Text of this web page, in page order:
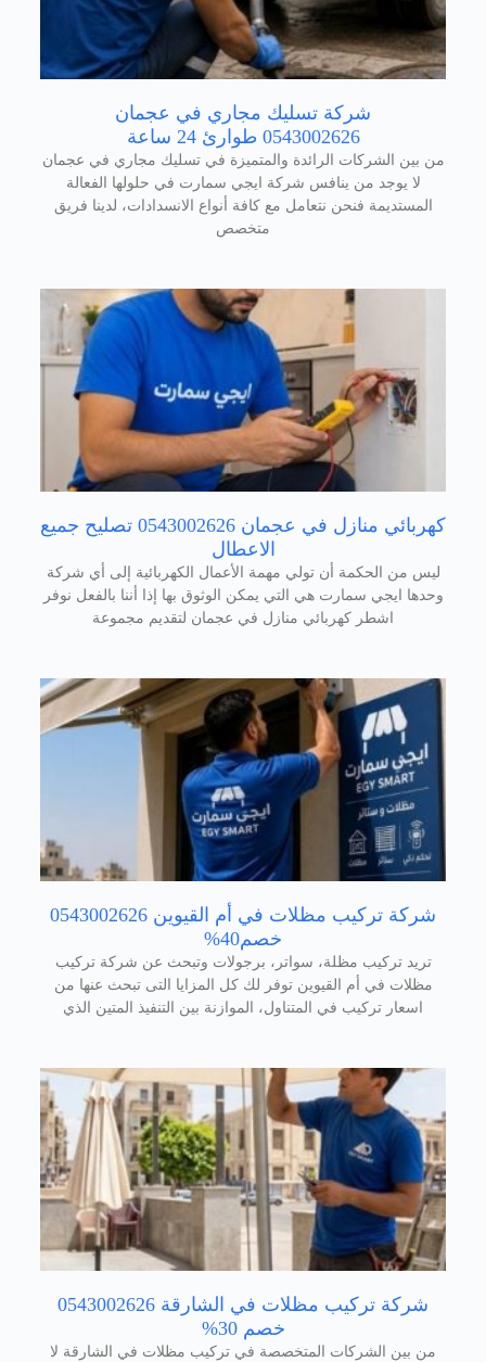
شركة تسليك مجاري في عجمان
0543002626 طوارئ 24 ساعة
من بين الشركات الرائدة والمتميزة في تسليك مجاري في عجمان
لا يوجد من ينافس شركة ايجي سمارت في حلولها الفعالة
المستديمة فنحن نتعامل مع كافة أنواع الانسدادات، لدينا فريق
متخصص
كهربائي منازل في عجمان 0543002626 تصليح جميع
الاعطال
ليس من الحكمة أن تولي مهمة الأعمال الكهربائية إلى أي شركة
وحدها ايجي سمارت هي التي يمكن الوثوق بها إذا أننا بالفعل نوفر
اشطر كهربائي منازل في عجمان لتقديم مجموعة
شركة تركيب مظلات في أم القيوين 0543002626
خصم40%
تريد تركيب مظلة، سواتر، برجولات وتبحث عن شركة تركيب
مظلات في أم القيوين توفر لك كل المزايا التى تبحث عنها من
اسعار تركيب في المتناول، الموازنة بين التنفيذ المتين الذي
شركة تركيب مظلات في الشارقة 0543002626
خصم 30%
من بين الشركات المتخصصة في تركيب مظلات في الشارقة لا